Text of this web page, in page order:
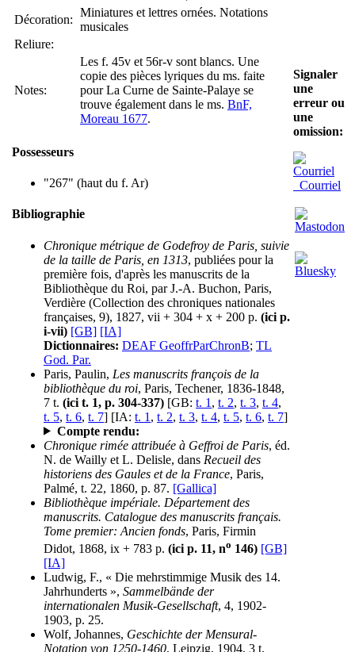
Décoration:
Miniatures et lettres ornées. Notations
musicales
Reliure:
Notes:
Les f. 45v et 56r-v sont blancs. Une
copie des pièces lyriques du ms. faite
pour La Curne de Sainte-Palaye se
trouve également dans le ms. BnF,
Moreau 1677.
Possesseurs
"267" (haut du f. Ar)
Bibliographie
Chronique métrique de Godefroy de Paris, suivie
de la taille de Paris, en 1313, publiées pour la
première fois, d'après les manuscrits de la
Bibliothèque du Roi, par J.-A. Buchon, Paris,
Verdière (Collection des chroniques nationales
françaises, 9), 1827, vii + 304 + x + 200 p. (ici p.
i-vii) [GB] [IA]
Dictionnaires: DEAF GeoffrParChronB; TL
God. Par.
Paris, Paulin, Les manuscrits françois de la
bibliothèque du roi, Paris, Techener, 1836-1848,
7 t. (ici t. 1, p. 304-337) [GB: t. 1 , t. 2, t. 3, t. 4,
t. 5, t. 6, t. 7] [IA: t. 1 , t. 2, t. 3, t. 4, t. 5, t. 6, t. 7]
Compte rendu:
Chronique rimée attribuée à Geffroi de Paris, éd.
N. de Wailly et L. Delisle, dans Recueil des
historiens des Gaules et de la France, Paris,
Palmé, t. 22, 1860, p. 87. [Gallica]
Bibliothèque impériale. Département des
manuscrits. Catalogue des manuscrits français.
Tome premier: Ancien fonds, Paris, Firmin
Didot, 1868, ix + 783 p. (ici p. 11, no 146) [GB]
[IA]
Ludwig, F., « Die mehrstimmige Musik des 14.
Jahrhunderts », Sammelbände der
internationalen Musik-Gesellschaft, 4, 1902-
1903, p. 25.
Wolf, Johannes, Geschichte der Mensural-
Notation von 1250-1460, Leipzig, 1904, 3 t.
Signaler
une
erreur ou
une
omission:
Courriel